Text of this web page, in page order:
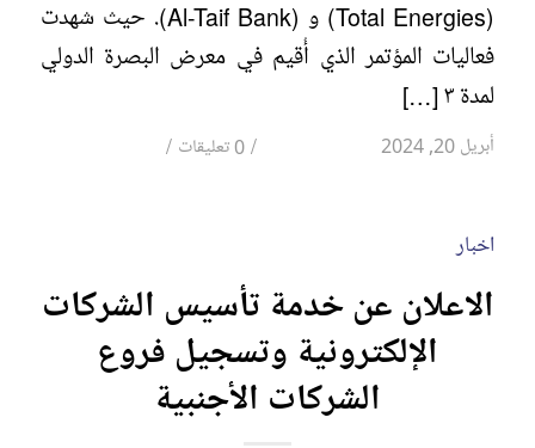
(Total Energies) و (Al-Taif Bank). حيث شهدت
فعاليات المؤتمر الذي أُقيم في معرض البصرة الدولي
لمدة ٣ […]
أبريل 20, 2024 / 0 تعليقات /
اخبار
الاعلان عن خدمة تأسيس الشركات
الإلكترونية وتسجيل فروع
الشركات الأجنبية